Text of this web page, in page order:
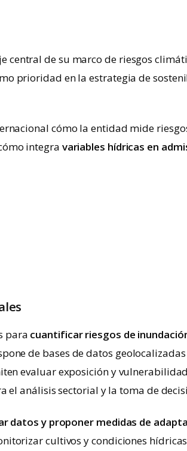
central de su marco de riesgos
prioridad en la estrategia de
cómo la entidad mide
integra variables hídricas en
para cuantificar riesgos de
de bases de datos
evaluar exposición y
el análisis sectorial y la toma de
datos y proponer medidas de
cultivos y condiciones